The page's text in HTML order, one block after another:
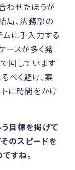
わせたほうが
局、法務部の
に手入力する
ースが多く発
回しています
べく避け、案
に時間をかけ
目標を掲げて
そのスピードを
すね。